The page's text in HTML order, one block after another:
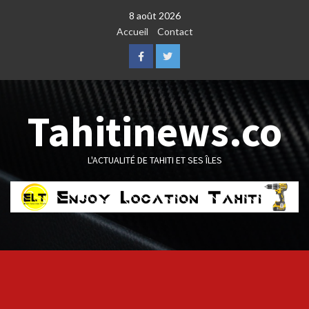
8 août 2026
Accueil
Contact
FacebookTwitter
Tahitinews.co
L'ACTUALITÉ DE TAHITI ET SES ÎLES